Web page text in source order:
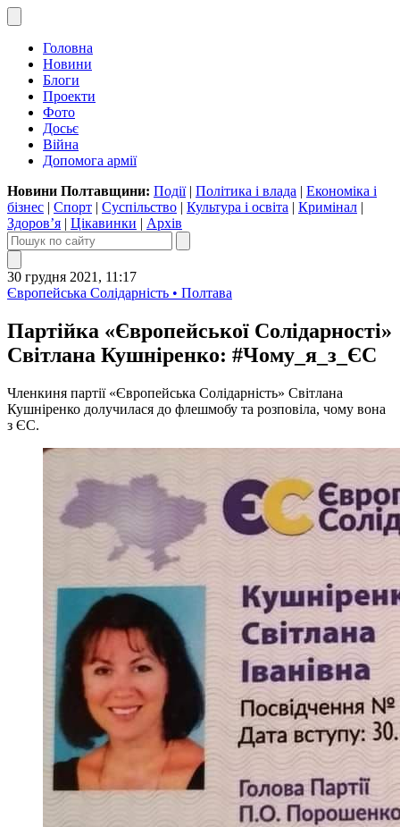
Головна
Новини
Блоги
Проекти
Фото
Досьє
Війна
Допомога армії
Новини Полтавщини: Події| Політика і влада | Економіка і
бізнес | Спорт | Суспільство | Культура і освіта | Кримінал |
Здоров’я | Цікавинки | Архів
30 грудня 2021, 11:17
Європейська Солідарність • Полтава
Партійка «Європейської Солідарності»
Світлана Кушніренко: #Чому_я_з_ЄС
Членкиня партії «Європейська Солідарність» Світлана
Кушніренко долучилася до флешмобу та розповіла, чому вона
з ЄС.